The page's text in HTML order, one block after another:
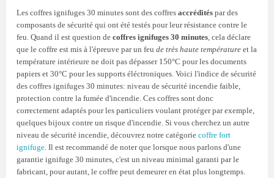
Les coffres ignifuges 30 minutes sont des coffres accrédités par des
composants de sécurité qui ont été testés pour leur résistance contre le
feu. Quand il est question de coffres ignifuges 30 minutes, cela déclare
que le coffre est mis à l'épreuve par un feu de très haute température et la
température intérieure ne doit pas dépasser 150°C pour les documents
papiers et 30°C pour les supports éléctroniques. Voici l'indice de sécurité
des coffres ignifuges 30 minutes: niveau de sécurité incendie faible,
protection contre la fumée d'incendie. Ces coffres sont donc
correctement adaptés pour les particuliers voulant protéger par exemple,
quelques bijoux contre un risque d'incendie. Si vous cherchez un autre
niveau de sécurité incendie, découvrez notre catégorie coffre fort
ignifuge. Il est recommandé de noter que lorsque nous parlons d'une
garantie ignifuge 30 minutes, c'est un niveau minimal garanti par le
fabricant, pour autant, le coffre peut demeurer en état plus longtemps.